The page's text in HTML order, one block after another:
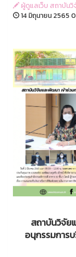
ผู้ดูแลเว็บ สถาบัน
14 มิถุนายน 2565
สถาบันวิจัย
อนุกรรมการ